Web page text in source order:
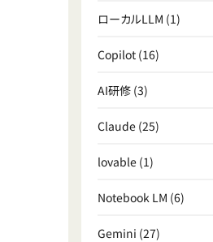
ローカルLLM (1)
Copilot (16)
AI研修 (3)
Claude (25)
lovable (1)
Notebook LM (6)
Gemini (27)